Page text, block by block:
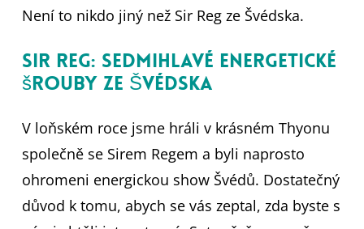
Není to nikdo jiný než Sir Reg ze Švédska.
Sir Reg: Sedmihlavé energetické
šrouby ze Švédska
V loňském roce jsme hráli v krásném Thyonu
společně se Sirem Regem a byli naprosto
ohromeni energickou show Švédů. Dostatečný
důvod k tomu, abych se vás zeptal, zda byste s